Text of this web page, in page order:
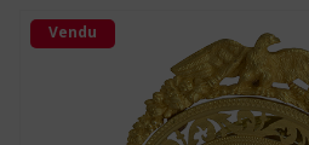
Vendu